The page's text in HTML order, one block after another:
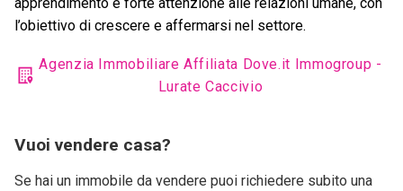
apprendimento e forte attenzione alle relazioni umane, con
l’obiettivo di crescere e affermarsi nel settore.
Agenzia Immobiliare Affiliata Dove.it Immogroup -
Lurate Caccivio
Vuoi vendere casa?
Se hai un immobile da vendere puoi richiedere subito una